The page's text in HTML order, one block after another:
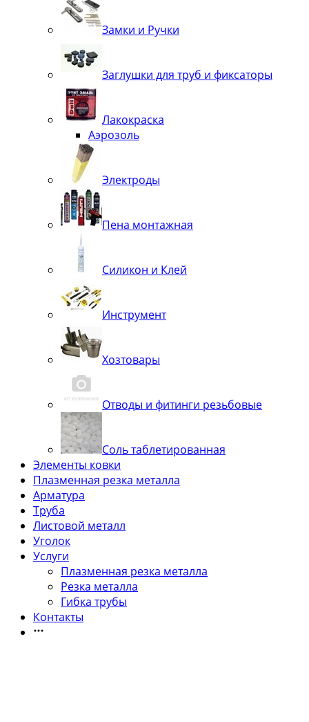
Замки и Ручки
Заглушки для труб и фиксаторы
Лакокраска
Аэрозоль
Электроды
Пена монтажная
Силикон и Клей
Инструмент
Хозтовары
Отводы и фитинги резьбовые
Соль таблетированная
Элементы ковки
Плазменная резка металла
Арматура
Труба
Листовой металл
Уголок
Услуги
Плазменная резка металла
Резка металла
Гибка трубы
Контакты